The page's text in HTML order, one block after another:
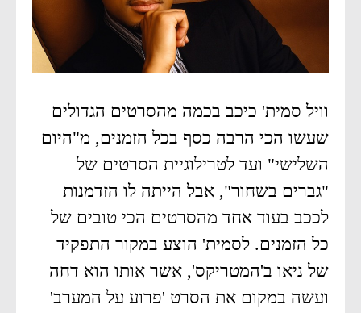
וויל סמית' כיכב בכמה מהסרטים הגדולים
שעשו הכי הרבה כסף בכל הזמנים, מ"היום
השלישי" ועד לטרילוגיית הסרטים של
"גברים בשחור", אבל הייתה לו הזדמנות
לככב בעוד אחד מהסרטים הכי טובים של
כל הזמנים. לסמית' הוצע במקור התפקיד
של ניאו ב'המטריקס', אשר אותו הוא דחה
ועשה במקום את הסרט 'פרוע על המערב'